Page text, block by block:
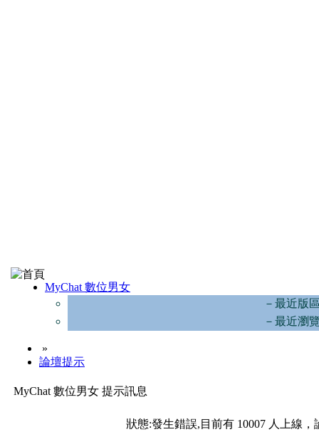
MyChat 數位男女
－最近版
－最近瀏
»
論壇提示
MyChat 數位男女 提示訊息
狀態:發生錯誤,目前有 10007 人上線